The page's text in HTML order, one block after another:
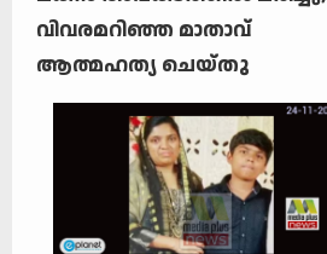
വിവരമറിഞ്ഞ മാതാവ്
ആത്മഹത്യ ചെയ്തു